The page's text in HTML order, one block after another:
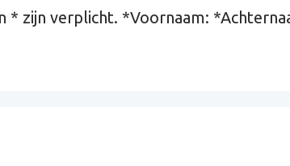
zijn verplicht. *Voornaam: